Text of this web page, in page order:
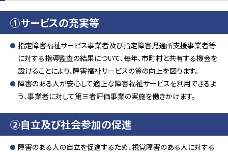
①サービスの充実等
指定障害福祉サービス事業者及び指定障害児通所支援事業者等
に対する指導監査の結果について、毎年、市町村と共有する機会を
設けることにより、障害福祉サービスの質の向上を図ります。
障害のある人が安心して適正な障害福祉サービスを利用できるよ
う、事業者に対して第三者評価事業の実施を働きかけます。
②自立及び社会参加の促進
障害のある人の自立を促進するため、視覚障害のある人に対する